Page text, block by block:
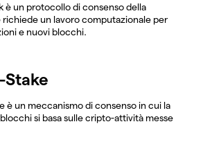
è un protocollo di consenso della
un lavoro computazionale per
e nuovi blocchi.
è un meccanismo di consenso in cui la
si basa sulle cripto-attività messe